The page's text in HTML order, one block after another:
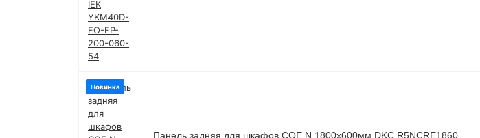
Новинка
Панель задняя для шкафов CQE N 1800х600мм DKC R5NCRE1860